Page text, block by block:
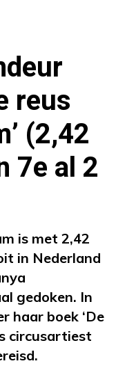
reus
(2,42
7e al 2
is met 2,42
in Nederland
gedoken. In
haar boek ‘De
circusartiest